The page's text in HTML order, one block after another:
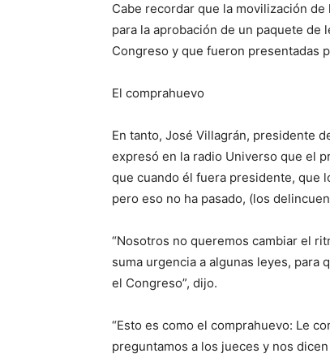
Cabe recordar que la movilización
para la aprobación de un paquete
Congreso y que fueron presentadas
El comprahuevo
En tanto, José Villagrán, presidente
expresó en la radio Universo que el
que cuando él fuera presidente, que
pero eso no ha pasado, (los
“Nosotros no queremos cambiar el
suma urgencia a algunas leyes, para
el Congreso”, dijo.
“Esto es como el comprahuevo: Le
preguntamos a los jueces y nos